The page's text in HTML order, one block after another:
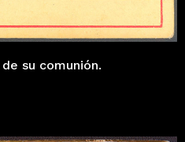
su comunión.